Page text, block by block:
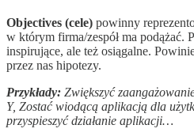
Objectives (cele) powinny
w którym firma/zespół ma podążać.
inspirujące, ale też osiągalne.
przez nas hipotezy.
Przykłady: Zwiększyć
Y, Zostać wiodącą aplikacją dla
przyspieszyć działanie aplikacji…